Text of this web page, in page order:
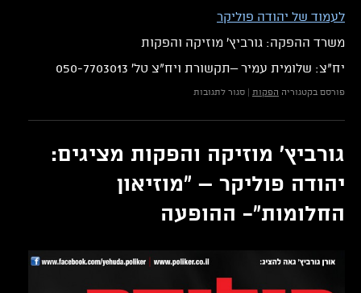
לעמוד של יהודה פוליקר
משרד ההפקה: גורביץ' מוזיקה והפקות
יח"צ: שלומית עמיר –תקשורת ויח"צ טל' 050-7703013
פורסם בקטגוריה הפקות | סגור לתגובותעל
מוזיקה
מציגים:
יהודה
פוליקר
"מוזיאון
החלומות
גורביץ' מוזיקה והפקות מציגים:
יהודה פוליקר – "מוזיאון
החלומות"- ההופעה